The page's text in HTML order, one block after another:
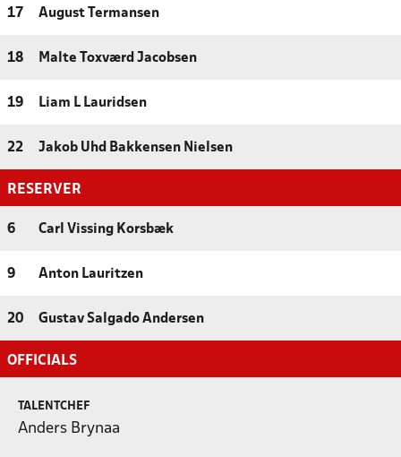
17 August Termansen
18 Malte Toxværd Jacobsen
19 Liam L Lauridsen
22 Jakob Uhd Bakkensen Nielsen
RESERVER
6 Carl Vissing Korsbæk
9 Anton Lauritzen
20 Gustav Salgado Andersen
OFFICIALS
TALENTCHEF
Anders Brynaa